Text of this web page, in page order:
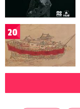
20